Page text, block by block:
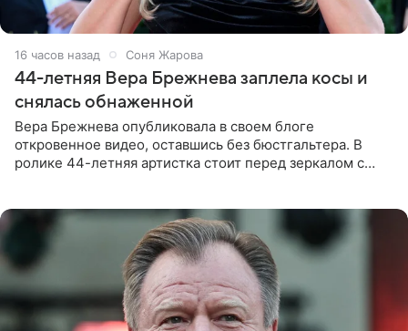
16 часов назад Соня Жарова
44-летняя Вера Брежнева заплела косы и
снялась обнаженной
Вера Брежнева опубликовала в своем блоге
откровенное видео, оставшись без бюстгальтера. В
ролике 44-летняя артистка стоит перед зеркалом с